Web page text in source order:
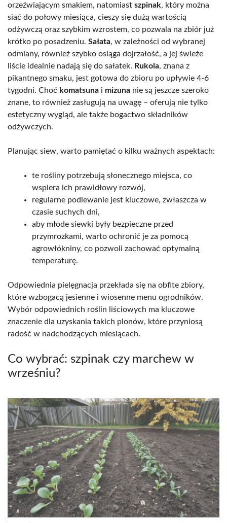
orzeźwiającym smakiem, natomiast szpinak, który można
siać do połowy miesiąca, cieszy się dużą wartością
odżywczą oraz szybkim wzrostem, co pozwala na zbiór już
krótko po posadzeniu. Sałata, w zależności od wybranej
odmiany, również szybko osiąga dojrzałość, a jej świeże
liście idealnie nadają się do sałatek. Rukola, znana z
pikantnego smaku, jest gotowa do zbioru po upływie 4-6
tygodni. Choć komatsuna i mizuna nie są jeszcze szeroko
znane, to również zasługują na uwagę – oferują nie tylko
estetyczny wygląd, ale także bogactwo składników
odżywczych.
Planując siew, warto pamiętać o kilku ważnych aspektach:
te rośliny potrzebują słonecznego miejsca, co
wspiera ich prawidłowy rozwój,
regularne podlewanie jest kluczowe, zwłaszcza w
czasie suchych dni,
aby młode siewki były bezpieczne przed
przymrozkami, warto ochronić je za pomocą
agrowłókniny, co pozwoli zachować optymalną
temperaturę.
Odpowiednia pielęgnacja przekłada się na obfite zbiory,
które wzbogacą jesienne i wiosenne menu ogrodników.
Wybór odpowiednich roślin liściowych ma kluczowe
znaczenie dla uzyskania takich plonów, które przyniosą
radość w nadchodzących miesiącach.
Co wybrać: szpinak czy marchew w
wrześniu?